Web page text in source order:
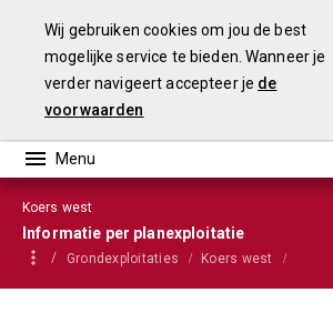
Wij gebruiken cookies om jou de best
mogelijke service te bieden. Wanneer je
verder navigeert accepteer je de
voorwaarden
Koers west
Informatie per planexploitatie
Grondexploitaties
Koers west
Informatie per planexploitatie